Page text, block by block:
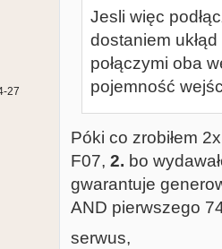
27
Jesli więc
dostaniem
połączymi oba
pojemność
Póki co zrobiłem
F07, 2. bo
gwarantuje
AND pierwszego
serwus,